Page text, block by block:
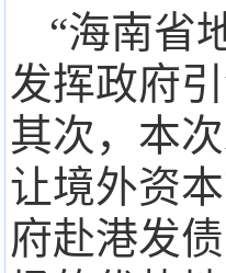
“海南省
发挥政府
其次，本
让境外资
府赴港发